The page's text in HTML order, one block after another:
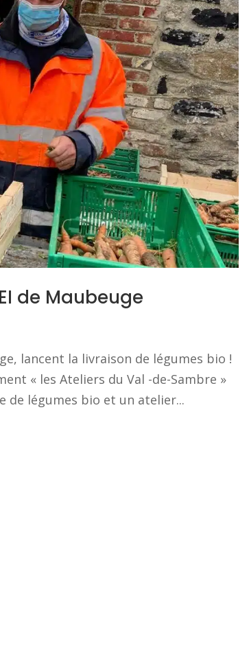
de Maubeuge
lancent la livraison de légumes bio !
« les Ateliers du Val -de-Sambre »
de légumes bio et un atelier...